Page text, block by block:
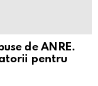
de ANRE.
pentru